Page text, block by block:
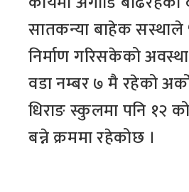
सातकन्या बाहेक सस्थाले
निर्माण गरिसकेको
वडा नम्बर ७ मै रहेको
धिराङ स्कुलमा पनि १२
बन्ने क्रममा रहेकोछ ।